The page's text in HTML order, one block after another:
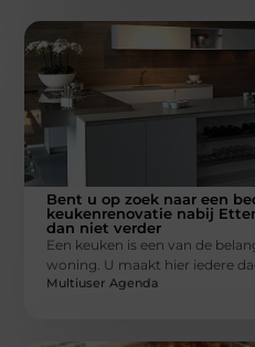
Bent u op zoek naar een
keukenrenovatie nabij
dan niet verder
Een keuken is een van de
woning. U maakt hier iedere
Multiuser Agenda